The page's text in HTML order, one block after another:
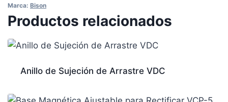
Marca: Bison
Productos relacionados
Anillo de Sujeción de Arrastre VDC